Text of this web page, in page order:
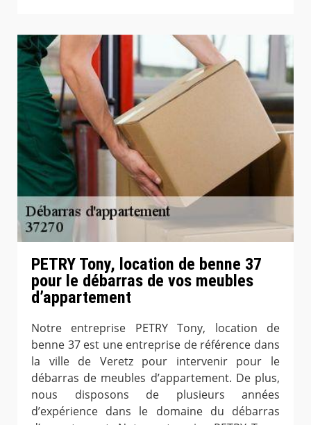
PETRY Tony, location de benne 37
pour le débarras de vos meubles
d’appartement
Notre entreprise PETRY Tony, location de
benne 37 est une entreprise de référence dans
la ville de Veretz pour intervenir pour le
débarras de meubles d’appartement. De plus,
nous disposons de plusieurs années
d’expérience dans le domaine du débarras